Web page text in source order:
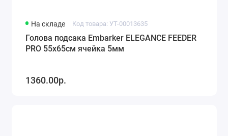
На складе Код товара: УТ-00013635
Голова подсака Embarker ELEGANCE FEEDER
PRO 55х65см ячейка 5мм
1360.00р.